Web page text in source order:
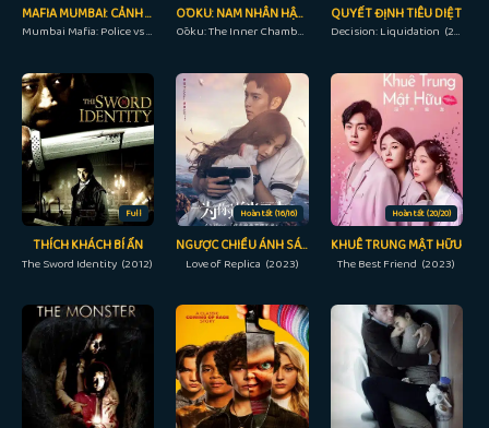
MAFIA MUMBAI: CẢNH SÁT VÀ THẾ GIỚI NGẦM
Mumbai Mafia: Police vs The Underworld (2023)
ŌOKU: NAM NHÂN HẬU CUNG
Ōoku: The Inner Chambers (2023)
QUYẾT ĐỊNH TIÊU DIỆT
Decision: Liquidation (2018)
Full
THÍCH KHÁCH BÍ ẨN
The Sword Identity (2012)
Hoàn tất (16/16)
NGƯỢC CHIỀU ÁNH SÁNG VÌ EM
Love of Replica (2023)
Hoàn tất (20/20)
KHUÊ TRUNG MẬT HỮU
The Best Friend (2023)